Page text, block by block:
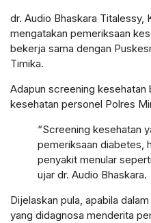
dr. Audio Bhaskara Titalessy,
mengatakan pemeriksaan
bekerja sama dengan
Timika.
Adapun screening
kesehatan personel Polres
“Screening kesehatan
pemeriksaan diabetes,
penyakit menular
ujar dr. Audio Bhaskara.
Dijelaskan pula, apabila
yang didagnosa menderita